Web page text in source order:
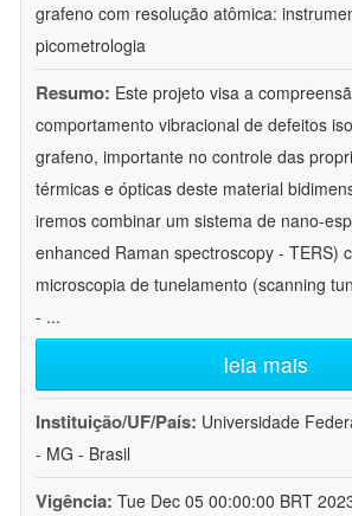
grafeno com resolução atômica:
picometrologia
Resumo: Este projeto visa a
comportamento vibracional de defeitos
grafeno, importante no controle das
térmicas e ópticas deste material
iremos combinar um sistema de nano-
enhanced Raman spectroscopy - TERS)
microscopia de tunelamento (scanning
- ...
leia mais
Instituição/UF/País: Universidade
- MG - Brasil
Vigência: Tue Dec 05 00:00:00 BRT